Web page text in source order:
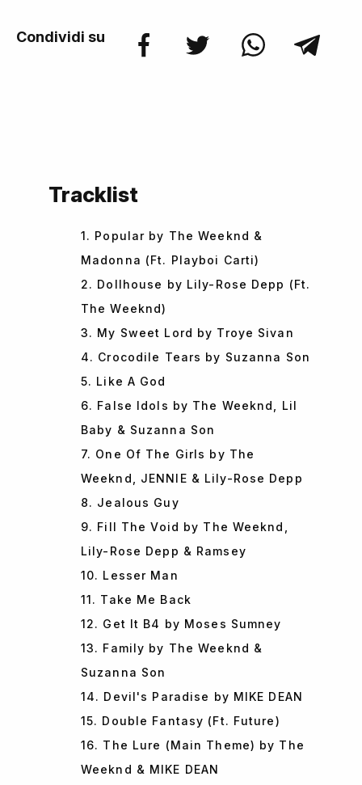
Condividi su
Tracklist
1. Popular by The Weeknd &
Madonna (Ft. Playboi Carti)
2. Dollhouse by Lily-Rose Depp (Ft.
The Weeknd)
3. My Sweet Lord by Troye Sivan
4. Crocodile Tears by Suzanna Son
5. Like A God
6. False Idols by The Weeknd, Lil
Baby & Suzanna Son
7. One Of The Girls by The
Weeknd, JENNIE & Lily-Rose Depp
8. Jealous Guy
9. Fill The Void by The Weeknd,
Lily-Rose Depp & Ramsey
10. Lesser Man
11. Take Me Back
12. Get It B4 by Moses Sumney
13. Family by The Weeknd &
Suzanna Son
14. Devil's Paradise by MIKE DEAN
15. Double Fantasy (Ft. Future)
16. The Lure (Main Theme) by The
Weeknd & MIKE DEAN